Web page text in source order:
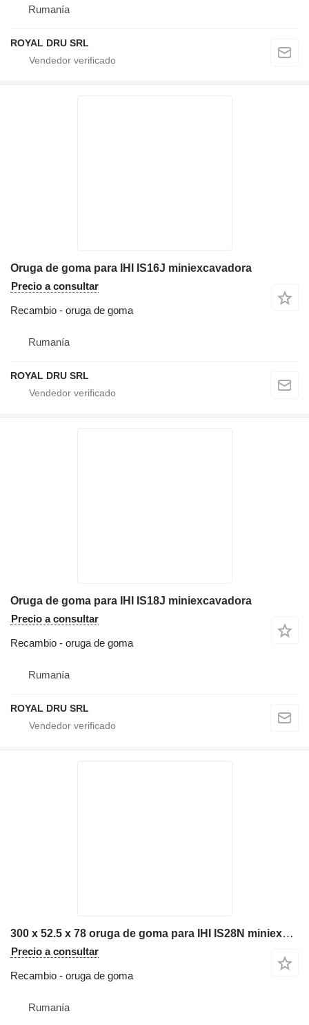
Rumanía
ROYAL DRU SRL
Oruga de goma para IHI IS16J miniexcavadora
Precio a consultar
Recambio - oruga de goma
Rumanía
ROYAL DRU SRL
Oruga de goma para IHI IS18J miniexcavadora
Precio a consultar
Recambio - oruga de goma
Rumanía
ROYAL DRU SRL
300 x 52.5 x 78 oruga de goma para IHI IS28N miniexcavadora
Precio a consultar
Recambio - oruga de goma
Rumanía